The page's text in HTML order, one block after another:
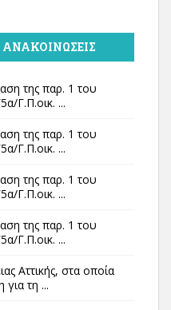
της παρ. 1 του
Γ.Π.οικ. ...
της παρ. 1 του
Γ.Π.οικ. ...
της παρ. 1 του
Γ.Π.οικ. ...
της παρ. 1 του
Γ.Π.οικ. ...
Αττικής, στα οποία
για τη ...